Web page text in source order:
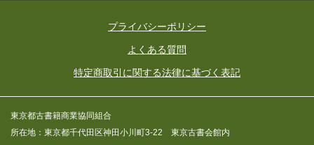
プライバシーポリシー
よくある質問
特定商取引に関する法律に基づく表記
東京都古書籍商業協同組合
所在地：東京都千代田区神田小川町3-22 東京古書会館内